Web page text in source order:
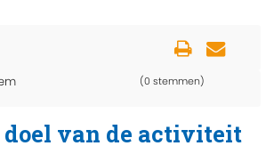
(0 stemmen)
doel van de activiteit